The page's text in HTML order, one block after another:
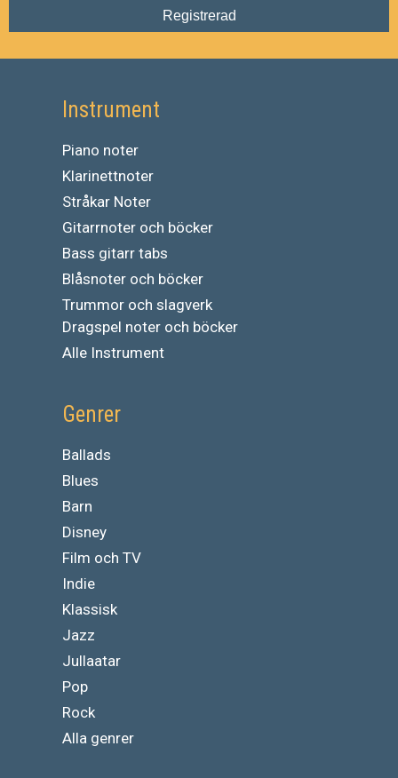
Registrerad
Instrument
Piano noter
Klarinettnoter
Stråkar Noter
Gitarrnoter och böcker
Bass gitarr tabs
Blåsnoter och böcker
Trummor och slagverk
Dragspel noter och böcker
Alle Instrument
Genrer
Ballads
Blues
Barn
Disney
Film och TV
Indie
Klassisk
Jazz
Jullaatar
Pop
Rock
Alla genrer